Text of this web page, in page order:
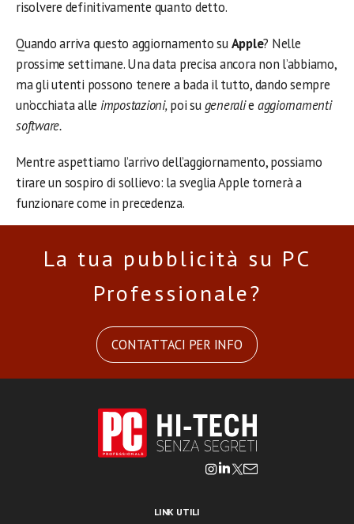
risolvere definitivamente quanto detto.
Quando arriva questo aggiornamento suApple? Nelle
prossime settimane. Una data precisa ancora non l’abbiamo,
ma gli utenti possono tenere a bada il tutto, dando sempre
un’occhiata alle impostazioni,poi sugeneralie aggiornamenti
software.
Mentre aspettiamo l’arrivo dell’aggiornamento, possiamo
tirare un sospiro di sollievo: la sveglia Apple tornerà a
funzionare come in precedenza.
La tua pubblicità su PC
Professionale?
CONTATTACI PER INFO
LINK UTILI